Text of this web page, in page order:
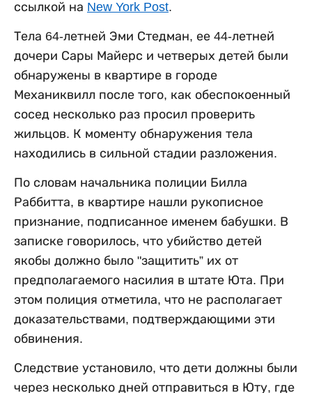
ссылкой на New York Post.
Тела 64-летней Эми Стедман, ее 44-летней
дочери Сары Майерс и четверых детей были
обнаружены в квартире в городе
Механиквилл после того, как обеспокоенный
сосед несколько раз просил проверить
жильцов. К моменту обнаружения тела
находились в сильной стадии разложения.
По словам начальника полиции Билла
Раббитта, в квартире нашли рукописное
признание, подписанное именем бабушки. В
записке говорилось, что убийство детей
якобы должно было "защитить” их от
предполагаемого насилия в штате Юта. При
этом полиция отметила, что не располагает
доказательствами, подтверждающими эти
обвинения.
Следствие установило, что дети должны были
через несколько дней отправиться в Юту, где